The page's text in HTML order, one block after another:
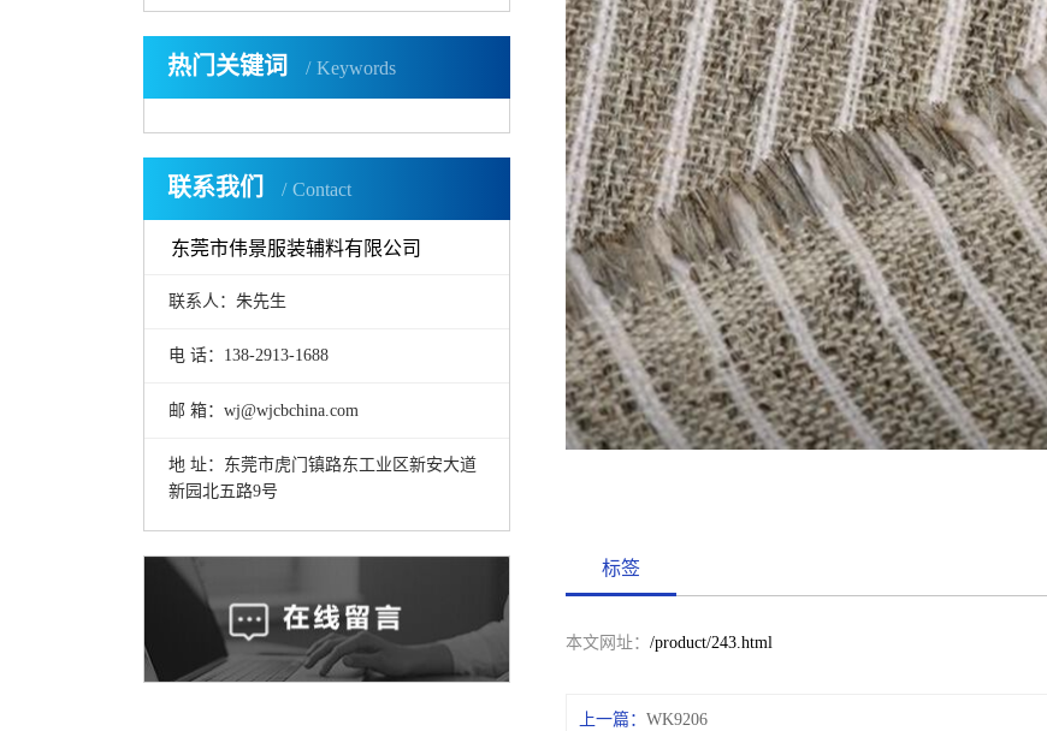
热门关键词 Keywords
联系我们 Contact
东莞市伟景服装辅料有限公司
联系人：朱先生
电 话：138-2913-1688
邮 箱：wj@wjcbchina.com
地 址：东莞市虎门镇路东工业区新安大道
新园北五路9号
标签
本文网址：/product/243.html
上一篇：WK9206